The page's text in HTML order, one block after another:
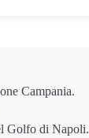
Campania.
Golfo di Napoli.